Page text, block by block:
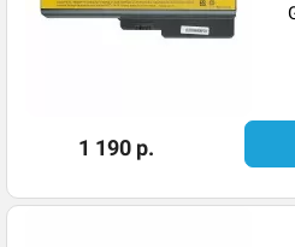
1 190 р.